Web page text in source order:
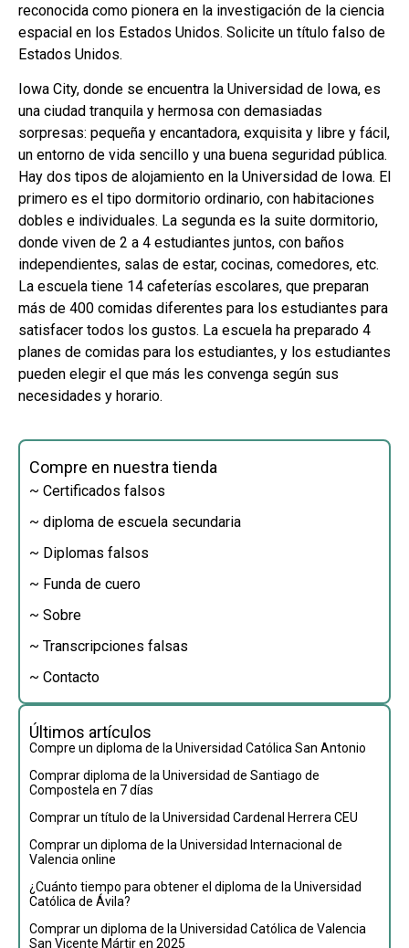
Compre en nuestra tienda
~ Certificados falsos
~ diploma de escuela secundaria
~ Diplomas falsos
~ Funda de cuero
~ Sobre
~ Transcripciones falsas
~ Contacto
Últimos artículos
Compre un diploma de la Universidad Católica San Antonio
Comprar diploma de la Universidad de Santiago de
Compostela en 7 días
Comprar un título de la Universidad Cardenal Herrera CEU
Comprar un diploma de la Universidad Internacional de
Valencia online
¿Cuánto tiempo para obtener el diploma de la Universidad
Católica de Ávila?
Comprar un diploma de la Universidad Católica de Valencia
San Vicente Mártir en 2025
reconocida como pionera en la investigación de la ciencia
espacial en los Estados Unidos. Solicite un título falso de
Estados Unidos.
Iowa City, donde se encuentra la Universidad de Iowa, es
una ciudad tranquila y hermosa con demasiadas
sorpresas: pequeña y encantadora, exquisita y libre y fácil,
un entorno de vida sencillo y una buena seguridad pública.
Hay dos tipos de alojamiento en la Universidad de Iowa. El
primero es el tipo dormitorio ordinario, con habitaciones
dobles e individuales. La segunda es la suite dormitorio,
donde viven de 2 a 4 estudiantes juntos, con baños
independientes, salas de estar, cocinas, comedores, etc.
La escuela tiene 14 cafeterías escolares, que preparan
más de 400 comidas diferentes para los estudiantes para
satisfacer todos los gustos. La escuela ha preparado 4
planes de comidas para los estudiantes, y los estudiantes
pueden elegir el que más les convenga según sus
necesidades y horario.